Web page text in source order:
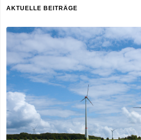
AKTUELLE BEITRÄGE